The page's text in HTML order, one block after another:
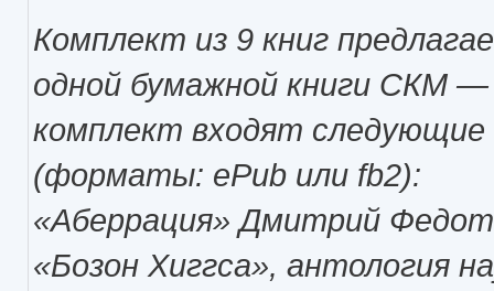
Комплект из 9 книг
одной бумажной книги СКМ —
комплект входят
(форматы: ePub или fb2):
«Аберрация» Дмитрий
«Бозон Хиггса», антология